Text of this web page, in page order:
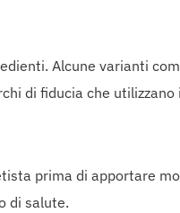
Alcune varianti
di fiducia che
prima di apportare
di salute.